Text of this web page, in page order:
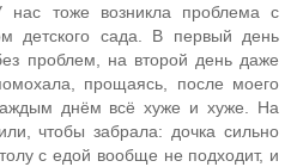
нас тоже возникла проблема с
детского сада. В первый день
проблем, на второй день даже
прощаясь, после моего
днём всё хуже и хуже. На
чтобы забрала: дочка сильно
с едой вообще не подходит, и